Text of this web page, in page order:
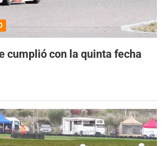
cumplió con la quinta fecha